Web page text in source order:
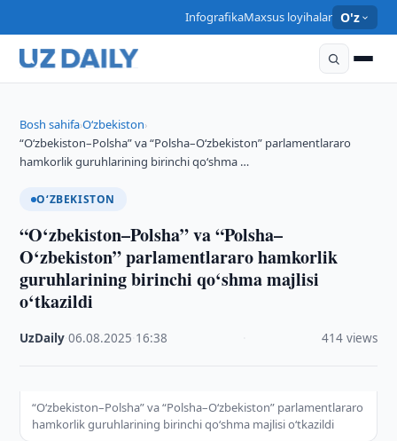
InfografikaMaxsus loyihalar O'z
Bosh sahifa›O‘zbekiston›
“O‘zbekiston–Polsha” va “Polsha–O‘zbekiston” parlamentlararo
hamkorlik guruhlarining birinchi qo‘shma …
O‘ZBEKISTON
“O‘zbekiston–Polsha” va “Polsha–
O‘zbekiston” parlamentlararo hamkorlik
guruhlarining birinchi qo‘shma majlisi
o‘tkazildi
UzDaily ·06.08.2025 16:38 414 views
“O‘zbekiston–Polsha” va “Polsha–O‘zbekiston” parlamentlararo
hamkorlik guruhlarining birinchi qo‘shma majlisi o‘tkazildi